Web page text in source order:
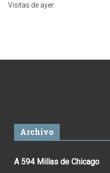
Visitas de ayer:
Archivo
A 594 Millas de Chicago